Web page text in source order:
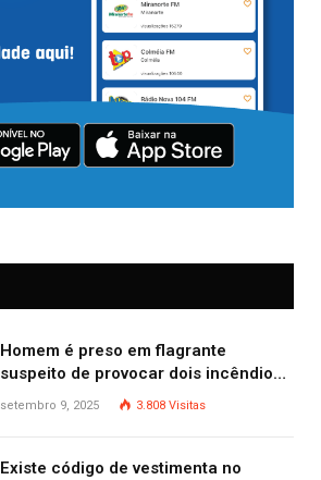
Homem é preso em flagrante
suspeito de provocar dois incêndios
criminosos no mesmo dia
setembro 9, 2025 3.808 Visitas
Existe código de vestimenta no